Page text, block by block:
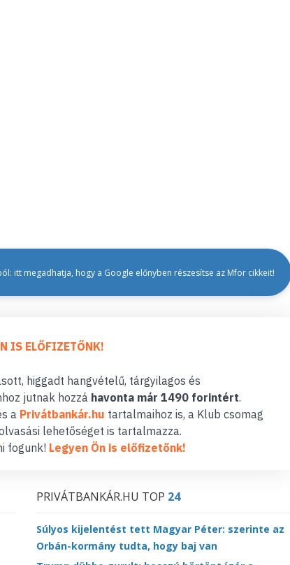
itt megadhatja, hogy a Google előnyben részesítse az Mfor cikkeit!
IS ELŐFIZETŐNK!
higgadt hangvételű, tárgyilagos és
jutnak hozzá havonta már 1490 forintért.
a Privátbankár.hu tartalmaihoz is, a Klub csomag
lehetőséget is tartalmazza.
fogunk! Legyen Ön is előfizetőnk!
PRIVÁTBANKÁR.HU TOP 24
Súlyos kijelentést tett Magyar Péter: szerinte az
Orbán-kormány tudta, hogy baj van